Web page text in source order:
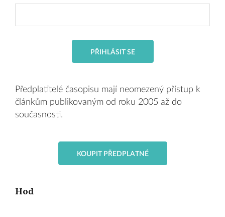
PŘIHLÁSIT SE
Předplatitelé časopisu mají neomezený přístup k
článkům publikovaným od roku 2005 až do
současnosti.
KOUPIT PŘEDPLATNÉ
Hod